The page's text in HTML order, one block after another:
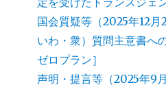
国会質疑等（2025年12
いわ・衆）質問主意書へ
ゼロプラン］
声明・提言等（2025年9